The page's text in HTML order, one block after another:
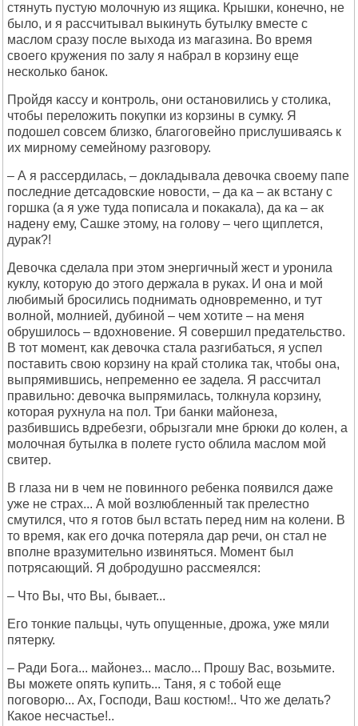
стянуть пустую молочную из ящика. Крышки, конечно, не
было, и я рассчитывал выкинуть бутылку вместе с
маслом сразу после выхода из магазина. Во время
своего кружения по залу я набрал в корзину еще
несколько банок.
Пройдя кассу и контроль, они остановились у столика,
чтобы переложить покупки из корзины в сумку. Я
подошел совсем близко, благоговейно прислушиваясь к
их мирному семейному разговору.
– А я рассердилась, – докладывала девочка своему папе
последние детсадовские новости, – да ка – ак встану с
горшка (а я уже туда пописала и покакала), да ка – ак
надену ему, Сашке этому, на голову – чего щиплется,
дурак?!
Девочка сделала при этом энергичный жест и уронила
куклу, которую до этого держала в руках. И она и мой
любимый бросились поднимать одновременно, и тут
волной, молнией, дубиной – чем хотите – на меня
обрушилось – вдохновение. Я совершил предательство.
В тот момент, как девочка стала разгибаться, я успел
поставить свою корзину на край столика так, чтобы она,
выпрямившись, непременно ее задела. Я рассчитал
правильно: девочка выпрямилась, толкнула корзину,
которая рухнула на пол. Три банки майонеза,
разбившись вдребезги, обрызгали мне брюки до колен, а
молочная бутылка в полете густо облила маслом мой
свитер.
В глаза ни в чем не повинного ребенка появился даже
уже не страх... А мой возлюбленный так прелестно
смутился, что я готов был встать перед ним на колени. В
то время, как его дочка потеряла дар речи, он стал не
вполне вразумительно извиняться. Момент был
потрясающий. Я добродушно рассмеялся:
– Что Вы, что Вы, бывает...
Его тонкие пальцы, чуть опущенные, дрожа, уже мяли
пятерку.
– Ради Бога... майонез... масло... Прошу Вас, возьмите.
Вы можете опять купить... Таня, я с тобой еще
поговорю... Ах, Господи, Ваш костюм!.. Что же делать?
Какое несчастье!..